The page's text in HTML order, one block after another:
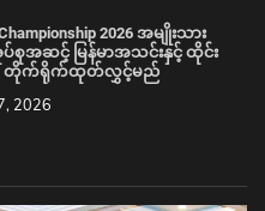
2026 အမျိုးသား
ပ်စုအဆင့် မြန်မာအသင်းနှင့် ထိုင်း
တိုက်ရိုက်ထုတ်လွှင့်မည်
2026